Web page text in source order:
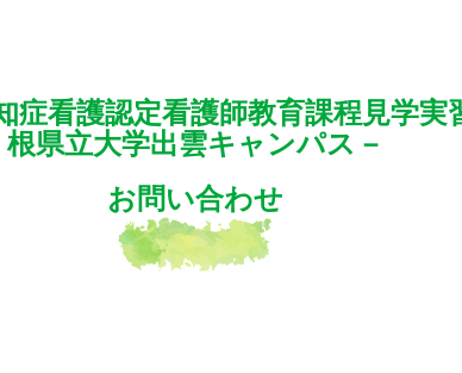
症看護認定看護師教育課程見学実
根県立大学出雲キャンパス－
お問い合わせ